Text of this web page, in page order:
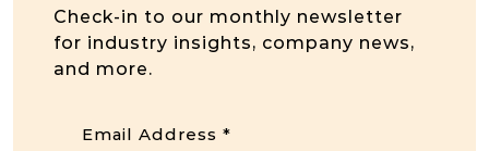
Check-in to our monthly newsletter
for industry insights, company news,
and more.
Email Address *